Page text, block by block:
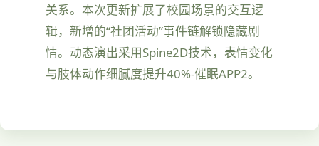
关系。本次更新扩展了校园场景的交互逻
辑，新增的“社团活动”事件链解锁隐藏剧
情。动态演出采用Spine2D技术，表情变化
与肢体动作细腻度提升40%-催眠APP2。